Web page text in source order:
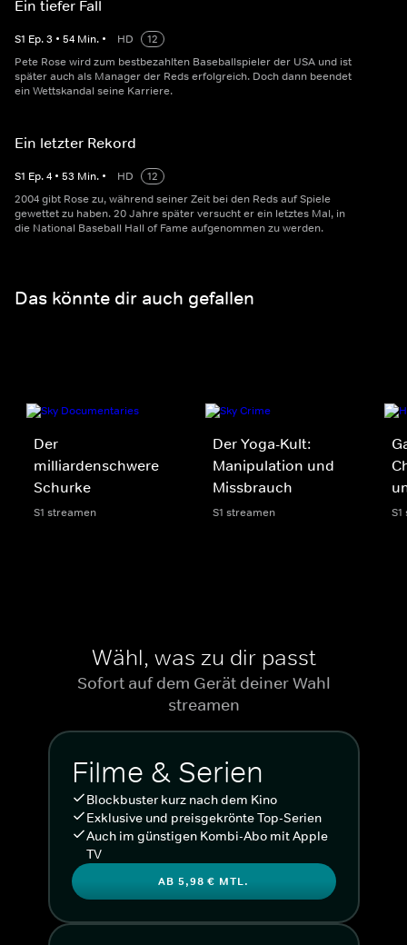
Ein tiefer Fall
S1 Ep.3 • 54 Min. • HD
12
Pete Rose wird zum bestbezahlten Baseballspieler der USA und ist
später auch als Manager der Reds erfolgreich. Doch dann beendet
ein Wettskandal seine Karriere.
Ein letzter Rekord
S1 Ep.4 • 53 Min. • HD
12
2004 gibt Rose zu, während seiner Zeit bei den Reds auf Spiele
gewettet zu haben. 20 Jahre später versucht er ein letztes Mal, in
die National Baseball Hall of Fame aufgenommen zu werden.
Das könnte dir auch gefallen
Der
milliardenschwere
Schurke
S1 streamen
Der Yoga-Kult:
Manipulation und
Missbrauch
S1 streamen
Wähl, was zu dir passt
Sofort auf dem Gerät deiner Wahl
streamen
Filme & Serien
Blockbuster kurz nach dem Kino
Exklusive und preisgekrönte Top-Serien
Auch im günstigen Kombi-Abo mit Apple
TV
AB 5,98 € MTL.